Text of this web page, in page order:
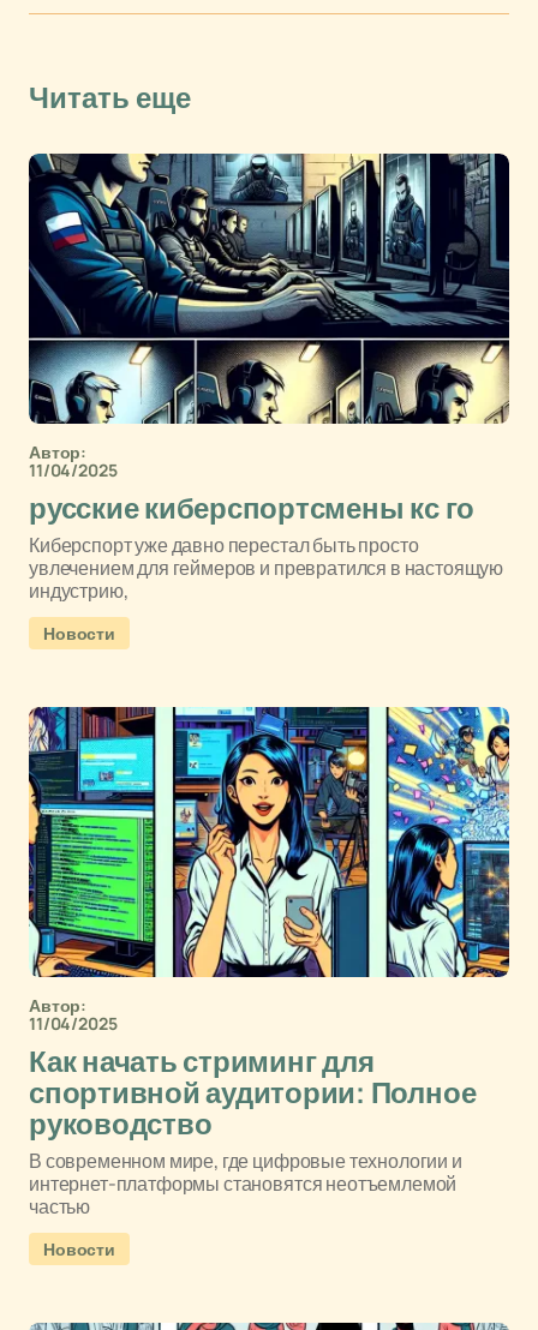
Читать еще
Автор:
11/04/2025
русские киберспортсмены кс го
Киберспорт уже давно перестал быть просто
увлечением для геймеров и превратился в настоящую
индустрию,
Новости
Автор:
11/04/2025
Как начать стриминг для
спортивной аудитории: Полное
руководство
В современном мире, где цифровые технологии и
интернет-платформы становятся неотъемлемой
частью
Новости